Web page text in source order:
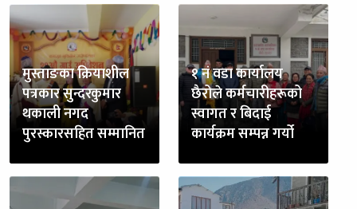
मुस्ताङका क्रियाशील
पत्रकार सुन्दरकुमार
थकाली नगद
पुरस्कारसहित सम्मानित
१ नं वडा कार्यालय
छैरोले कर्मचारीहरूको
स्वागत र बिदाई
कार्यक्रम सम्पन्न गर्यो